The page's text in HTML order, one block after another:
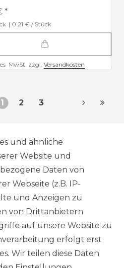
*
| 0,21 € / Stück
MwSt. zzgl. Versandkosten
1 2 3
AGB
und ähnliche
Website und
Daten von
Webseite (z.B. IP-
und Anzeigen zu
von Drittanbietern
auf unsere Website zu
erfolgt erst
Wir teilen diese Daten